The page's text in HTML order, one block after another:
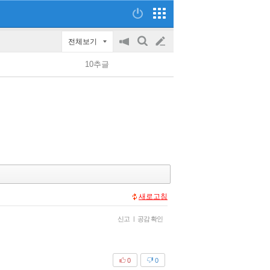
전체보기
공
on/off
검
글
쓰
10추글
새로고침
신고 | 공감 확인
0
0